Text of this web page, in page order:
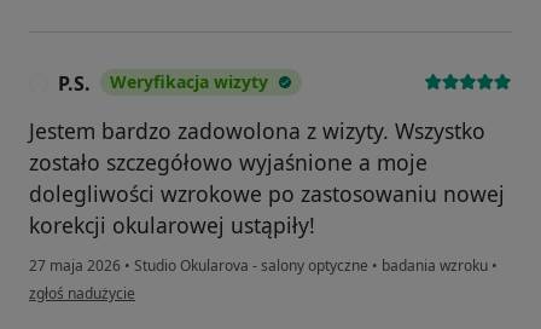
P.S. Weryfikacja wizyty
Jestem bardzo zadowolona z wizyty. Wszystko
zostało szczegółowo wyjaśnione a moje
dolegliwości wzrokowe po zastosowaniu nowej
korekcji okularowej ustąpiły!
27 maja 2026 • Studio Okularova - salony optyczne • badania wzroku •
w opinii użytkownika P.S.
zgłoś nadużycie